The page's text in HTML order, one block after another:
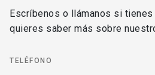
Escríbenos o llámanos si tienes
quieres saber más sobre
TELÉFONO